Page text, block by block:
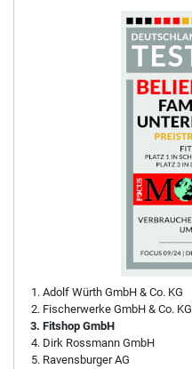
Adolf Würth GmbH & Co. KG
Fischerwerke GmbH & Co. KG
Fitshop GmbH
Dirk Rossmann GmbH
Ravensburger AG